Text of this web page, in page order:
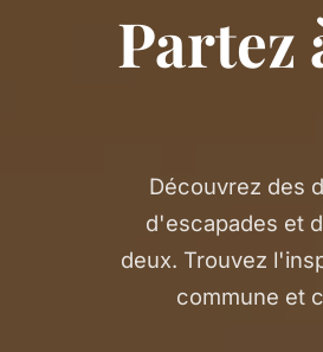
Partez
Découvrez des
d'escapades et
deux. Trouvez
commune et